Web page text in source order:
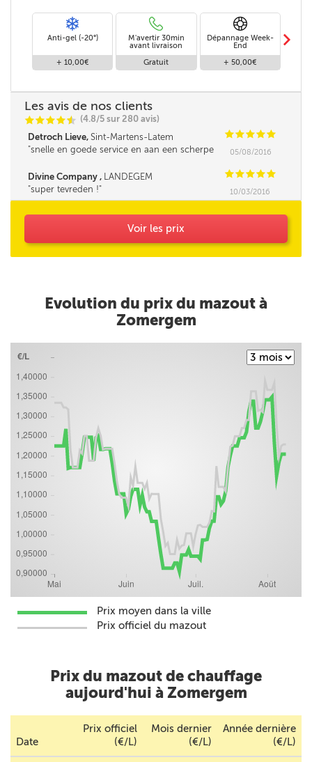
Anti-gel (-20°)
+ 10,00€
M'avertir 30min
avant livraison
Gratuit
Dépannage Week-
End
+ 50,00€
m
Les avis de nos clients
CCCCi
@ (4.8/5 sur 280 avis)
Detroch Lieve, Sint-Martens-Latem CCCCC
snelle en goede service en aan een scherpe
05/08/2016
Divine Company , LANDEGEM CCCCC
super tevreden !
10/03/2016
Voir les prix
Evolution du prix du mazout à
Zomergem
Prix moyen dans la ville
Prix officiel du mazout
Prix du mazout de chauffage
aujourd'hui à Zomergem
Date
Prix officiel
(€/L)
Mois dernier
(€/L)
Année dernière
(€/L)